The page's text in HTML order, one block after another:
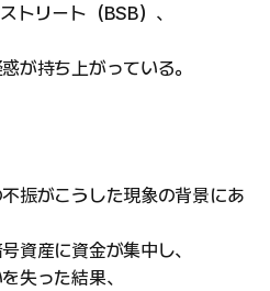
トリート（BSB）、
が持ち上がっている。
振がこうした現象の背景にあ
資産に資金が集中し、
失った結果、